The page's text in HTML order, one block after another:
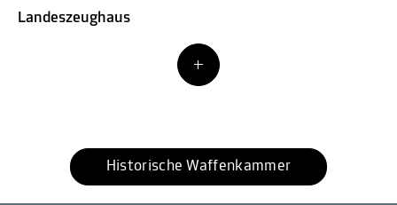
Landeszeughaus
Historische Waffenkammer